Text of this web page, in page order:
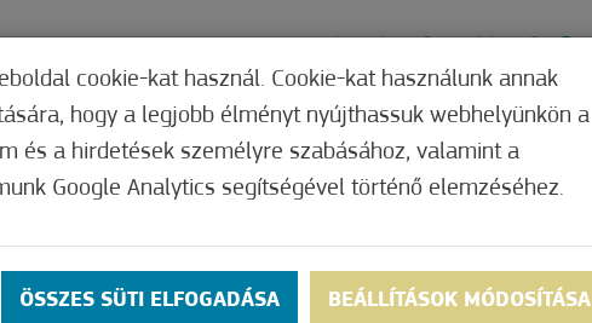
AJÁNLATOK KAPCSOLAT ÁRAK
OK
cookie-kat használ. Cookie-kat használunk annak
hogy a legjobb élményt nyújthassuk webhelyünkön a
és a hirdetések személyre szabásához, valamint a
Google Analytics segítségével történő elemzéséhez.
ÖSSZES SÜTI ELFOGADÁSA BEÁLLÍTÁSOK MÓDOSÍTÁSA